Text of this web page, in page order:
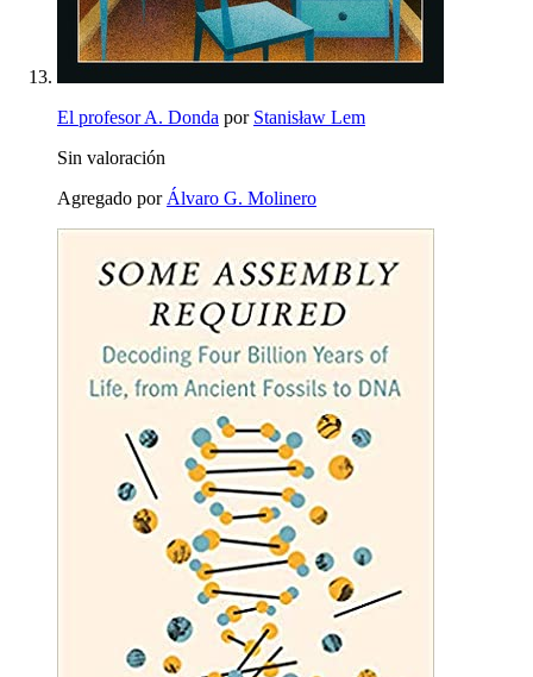
El profesor A. Donda por Stanisław Lem
Sin valoración
Agregado por Álvaro G. Molinero